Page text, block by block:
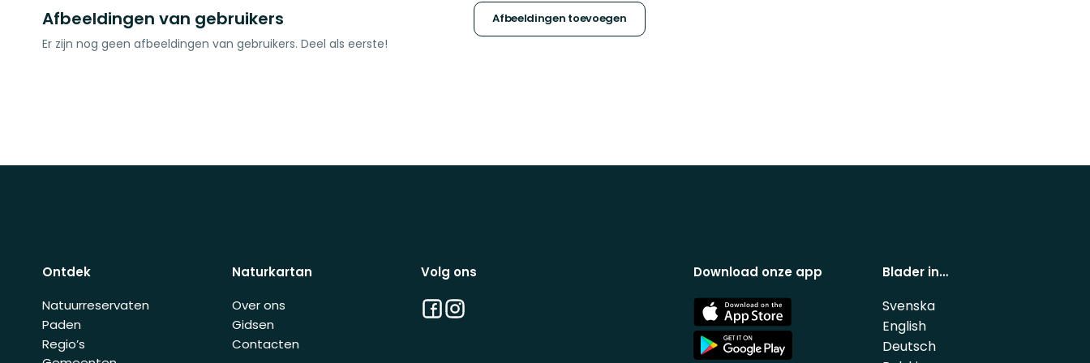
Afbeeldingen van gebruikers Afbeeldingen toevoegen
Er zijn nog geen afbeeldingen van gebruikers. Deel als eerste!
Ontdek
Natuurreservaten
Paden
Regio’s
Naturkartan
Over ons
Gidsen
Contacten
Volg ons
Facebook
Instagram
Download onze app
App
Store
App
Store
Blader in…
Svenska
English
Deutsch